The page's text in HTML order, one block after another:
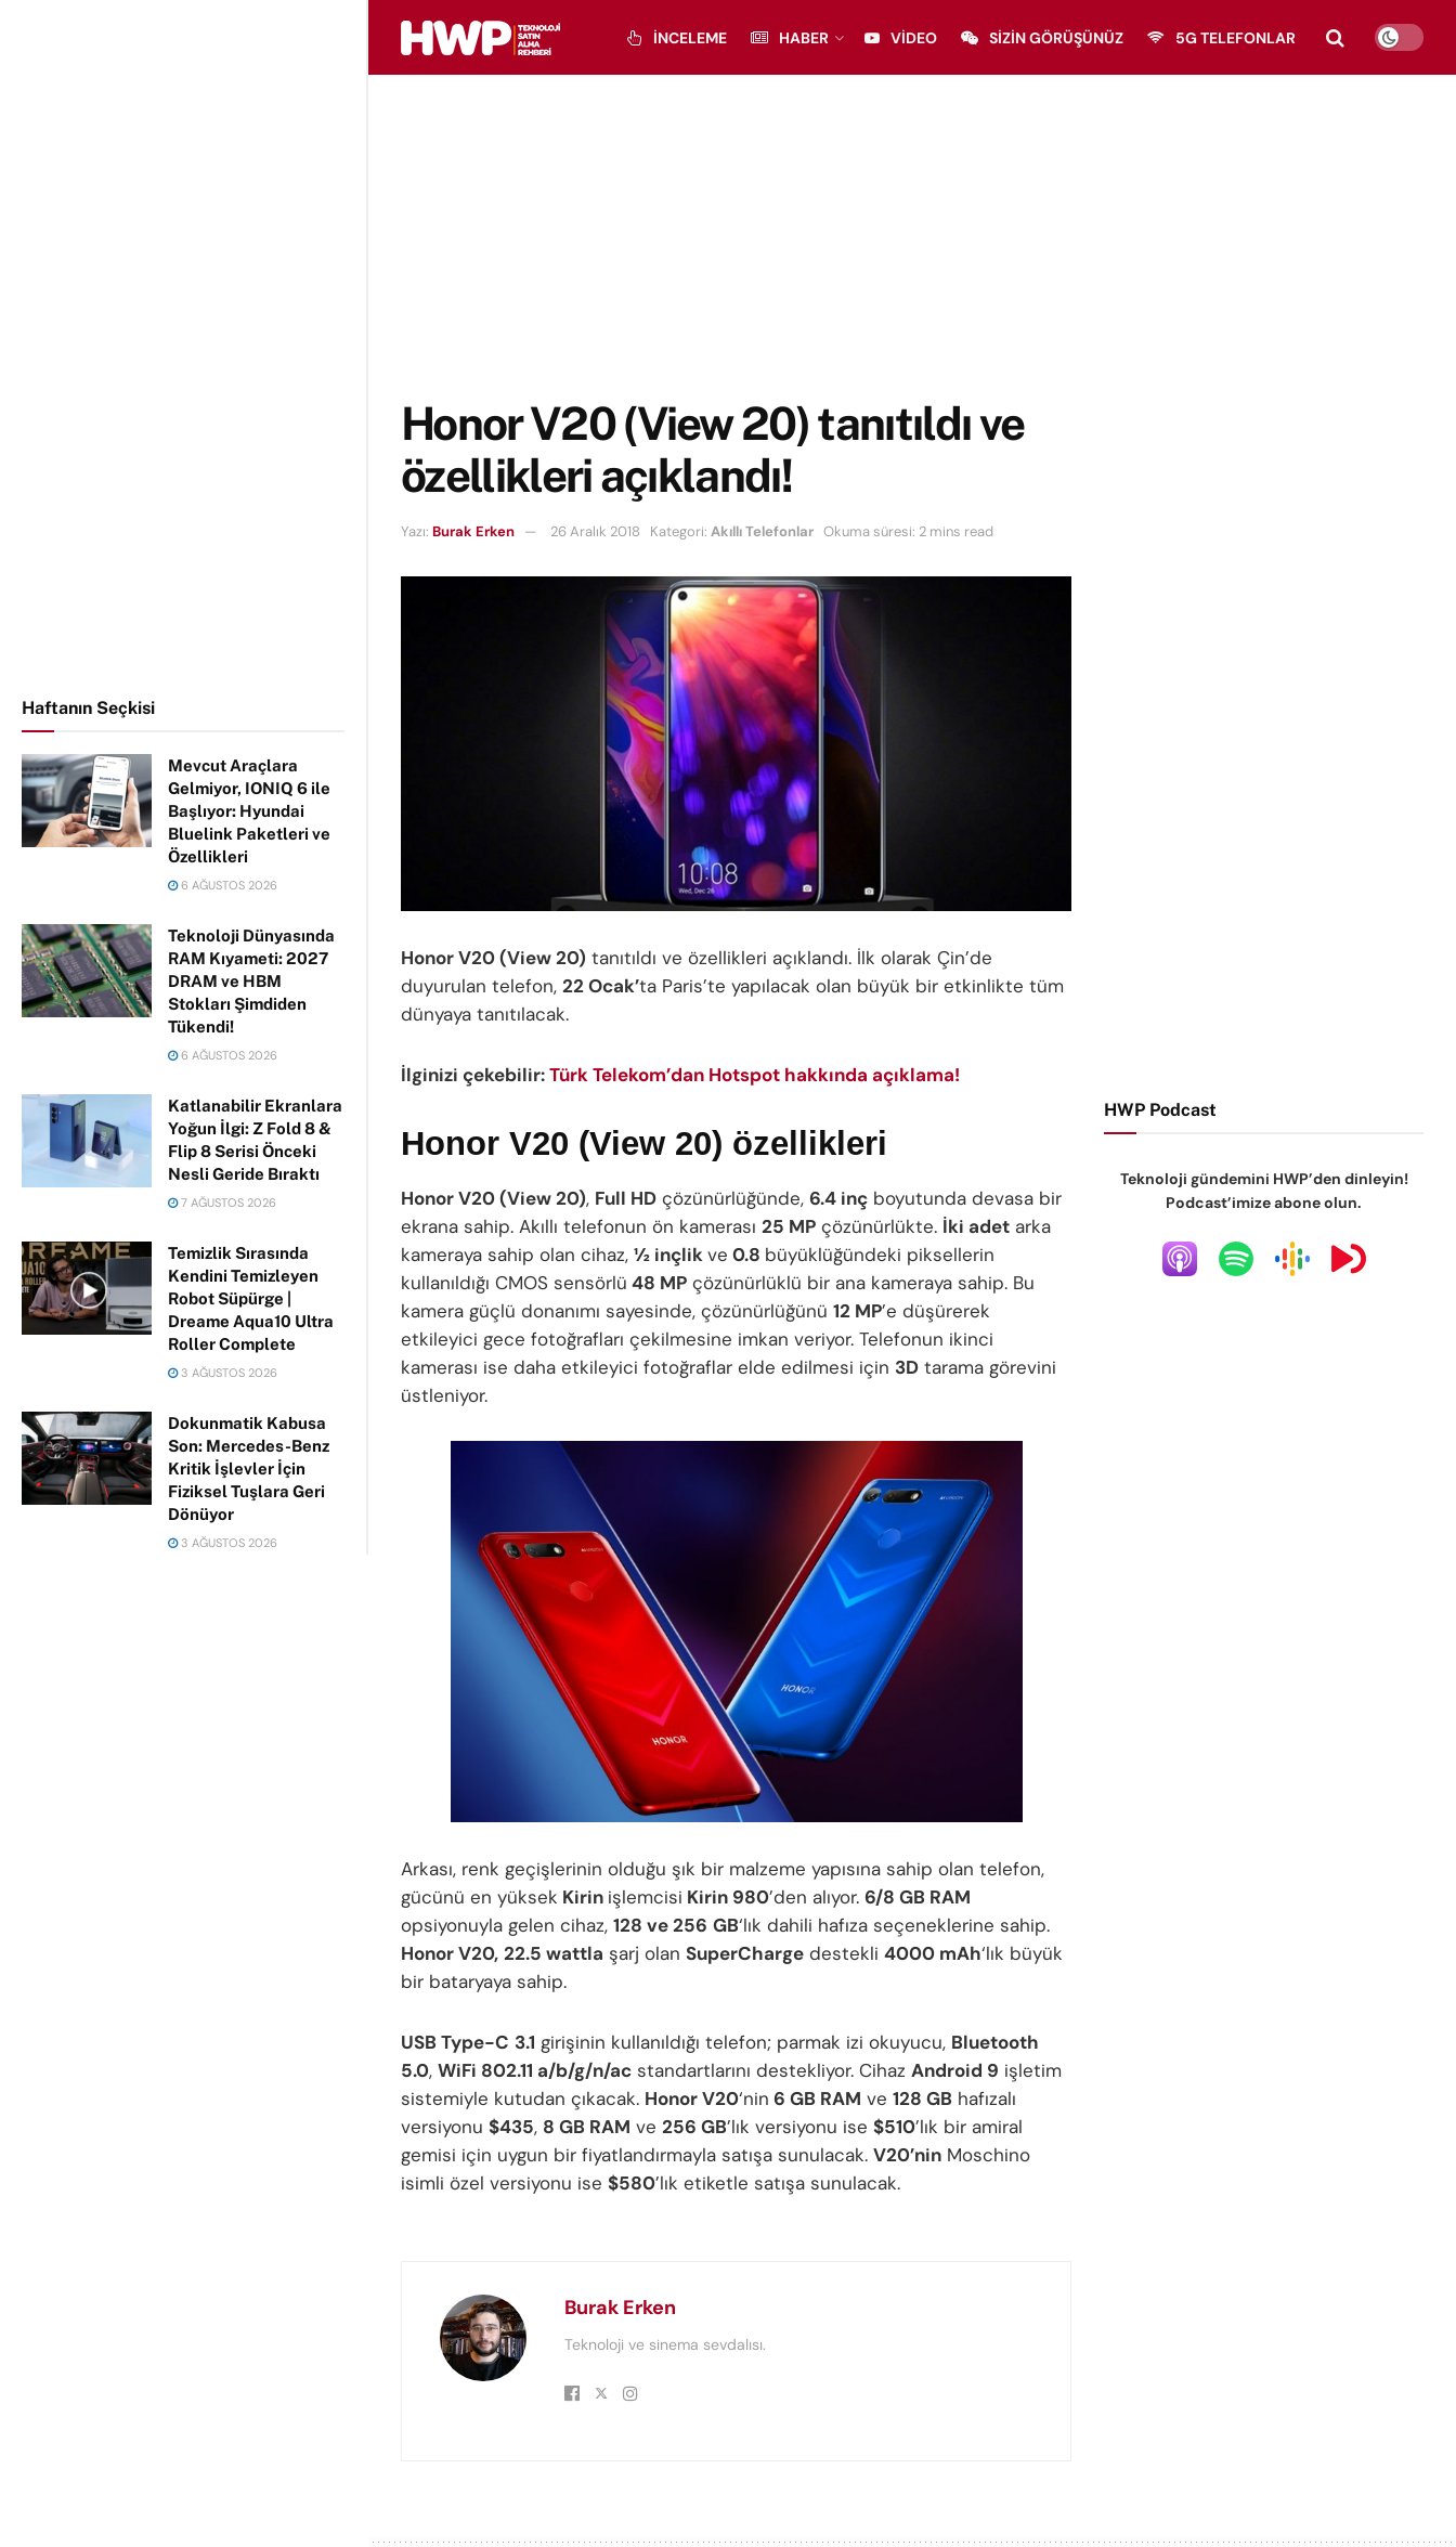
Haftanın Seçkisi
Mevcut Araçlara
Gelmiyor, IONIQ 6 ile
Başlıyor: Hyundai
Bluelink Paketleri ve
Özellikleri
6 AĞUSTOS 2026
Teknoloji Dünyasında
RAM Kıyameti: 2027
DRAM ve HBM
Stokları Şimdiden
Tükendi!
6 AĞUSTOS 2026
Katlanabilir Ekranlara
Yoğun İlgi: Z Fold 8 &
Flip 8 Serisi Önceki
Nesli Geride Bıraktı
7 AĞUSTOS 2026
Temizlik Sırasında
Kendini Temizleyen
Robot Süpürge |
Dreame Aqua10 Ultra
Roller Complete
3 AĞUSTOS 2026
Dokunmatik Kabusa
Son: Mercedes-Benz
Kritik İşlevler İçin
Fiziksel Tuşlara Geri
Dönüyor
3 AĞUSTOS 2026
İNCELEME HABER VIDEO SIZIN GÖRÜŞÜNÜZ 5G TELEFONLAR
Honor V20 (View 20) tanıtıldı ve
özellikleri açıklandı!
Yazı: Burak Erken 26 Aralık 2018 Kategori: Akıllı Telefonlar Okuma süresi: 2 mins read
Honor V20 (View 20) tanıtıldı ve özellikleri açıklandı. İlk olarak Çin’de
duyurulan telefon, 22 Ocak’ta Paris’te yapılacak olan büyük bir etkinlikte tüm
dünyaya tanıtılacak.
İlginizi çekebilir:Türk Telekom’dan Hotspot hakkında açıklama!
Honor V20 (View 20) özellikleri
Honor V20 (View 20), Full HD çözünürlüğünde, 6.4 inç boyutunda devasa bir
ekrana sahip. Akıllı telefonun ön kamerası 25 MP çözünürlükte. İki adet arka
kameraya sahip olan cihaz, ½ inçlikve 0.8 büyüklüğündeki piksellerin
kullanıldığı CMOS sensörlü 48 MP çözünürlüklü bir ana kameraya sahip. Bu
kamera güçlü donanımı sayesinde, çözünürlüğünü 12 MP’e düşürerek
etkileyici gece fotoğrafları çekilmesine imkan veriyor. Telefonun ikinci
kamerası ise daha etkileyici fotoğraflar elde edilmesi için 3D tarama görevini
üstleniyor.
Arkası, renk geçişlerinin olduğu şık bir malzeme yapısına sahip olan telefon,
gücünü en yüksek Kirin işlemcisi Kirin 980’den alıyor. 6/8 GB RAM
opsiyonuyla gelen cihaz, 128 ve 256 GB‘lık dahili hafıza seçeneklerine sahip.
Honor V20, 22.5 wattla şarj olan SuperCharge destekli 4000 mAh‘lık büyük
bir bataryaya sahip.
USB Type-C 3.1 girişinin kullanıldığı telefon; parmak izi okuyucu, Bluetooth
5.0, WiFi 802.11 a/b/g/n/ac standartlarını destekliyor. Cihaz Android 9 işletim
sistemiyle kutudan çıkacak. Honor V20‘nin 6 GB RAM ve 128 GB hafızalı
versiyonu $435, 8 GB RAM ve 256 GB’lık versiyonu ise $510’lık bir amiral
gemisi için uygun bir fiyatlandırmayla satışa sunulacak. V20’nin Moschino
isimli özel versiyonu ise $580’lık etiketle satışa sunulacak.
Burak Erken
Teknoloji ve sinema sevdalısı.
HWP Podcast
Teknoloji gündemini HWP’den dinleyin!
Podcast’imize abone olun.